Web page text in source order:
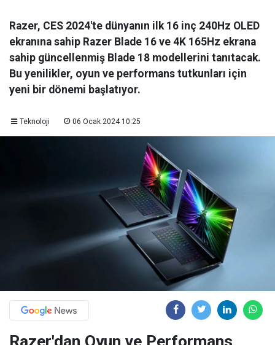
Razer, CES 2024'te dünyanın ilk 16 inç 240Hz OLED
ekranına sahip Razer Blade 16 ve 4K 165Hz ekrana
sahip güncellenmiş Blade 18 modellerini tanıtacak.
Bu yenilikler, oyun ve performans tutkunları için
yeni bir dönemi başlatıyor.
Teknoloji 06 Ocak 2024 10:25
Razer'dan Oyun ve Performans